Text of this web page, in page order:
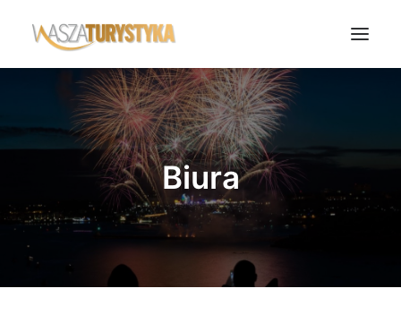
Księga wspomnień
Biura podróży
Noclegi
Polska
Świat
Biura